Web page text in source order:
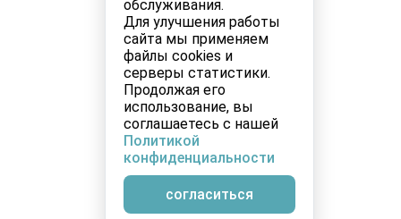
обслуживания.
Для улучшения работы
сайта мы применяем
файлы cookies и
серверы статистики.
Продолжая его
использование, вы
соглашаетесь с нашей
Политикой
конфиденциальности
согласиться